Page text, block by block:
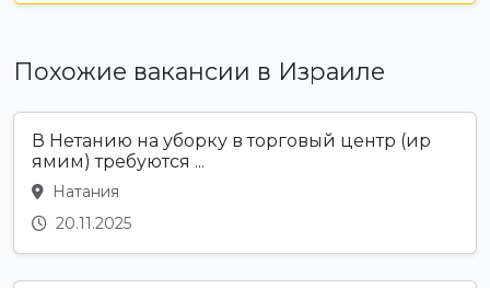
Похожие вакансии в Израиле
В Нетанию на уборку в торговый центр (ир
ямим) требуются ...
Натания
20.11.2025